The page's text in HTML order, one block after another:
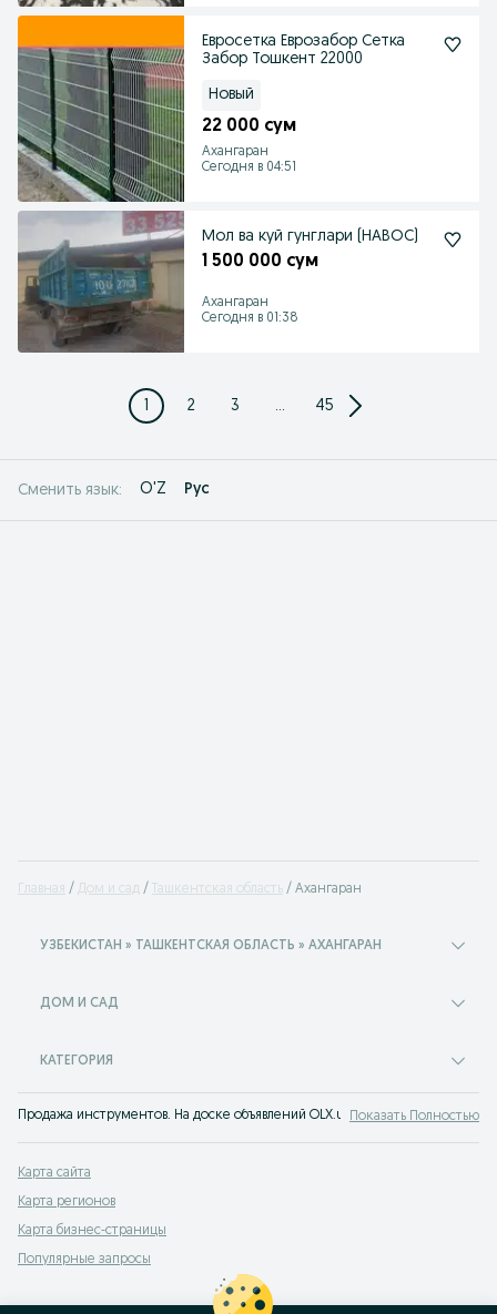
Евросетка Еврозабор Сетка
Забор Тошкент 22000
Новый
22 000 сум
Ахангаран
Сегодня в 04:51
Мол ва куй гунглари (НАВОС)
1 500 000 сум
Ахангаран
Сегодня в 01:38
1 2 3 ... 45
Сменить язык: O'Z Рус
Главная Дом и сад Ташкентская область Ахангаран
УЗБЕКИСТАН » ТАШКЕНТСКАЯ ОБЛАСТЬ » АХАНГАРАН
ДОМ И САД
КАТЕГОРИЯ
Продажа инструментов. На доске объявлений OLX.uz Ахангаран можно
Показать Полностью
Карта сайта
Карта регионов
Карта бизнес-страницы
Популярные запросы